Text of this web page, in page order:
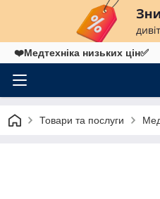
❤️Медтехніка низьких цін✅
Товари та послуги